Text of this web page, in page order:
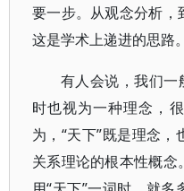
要一步。从观念分析，
这是学术上递进的思路
有人会说，我们一
时也视为一种理念，
为，“天下”既是理念
关系理论的根本性概